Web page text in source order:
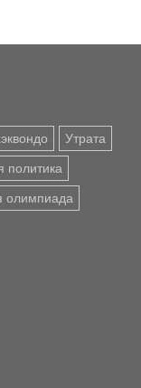
Утрата
политика
олимпиада